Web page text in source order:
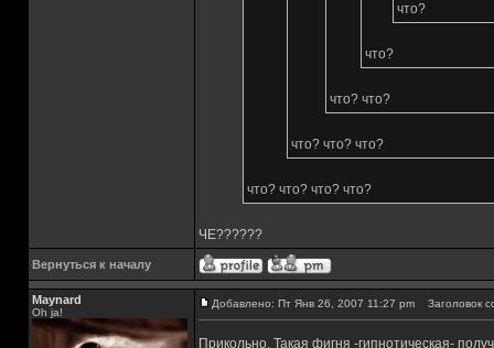
что?
что?
что? что?
что? что? что?
что? что? что? что?
ЧЕ??????
Вернуться к началу
Maynard
Oh ja!
Добавлено: Пт Янв 26, 2007 11:27 pm Заголовок
Прикольно. Такая фигня -гипнотическая-